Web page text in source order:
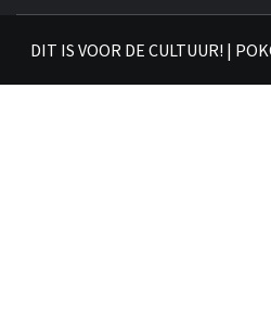
DIT IS VOOR DE CULTUUR! |